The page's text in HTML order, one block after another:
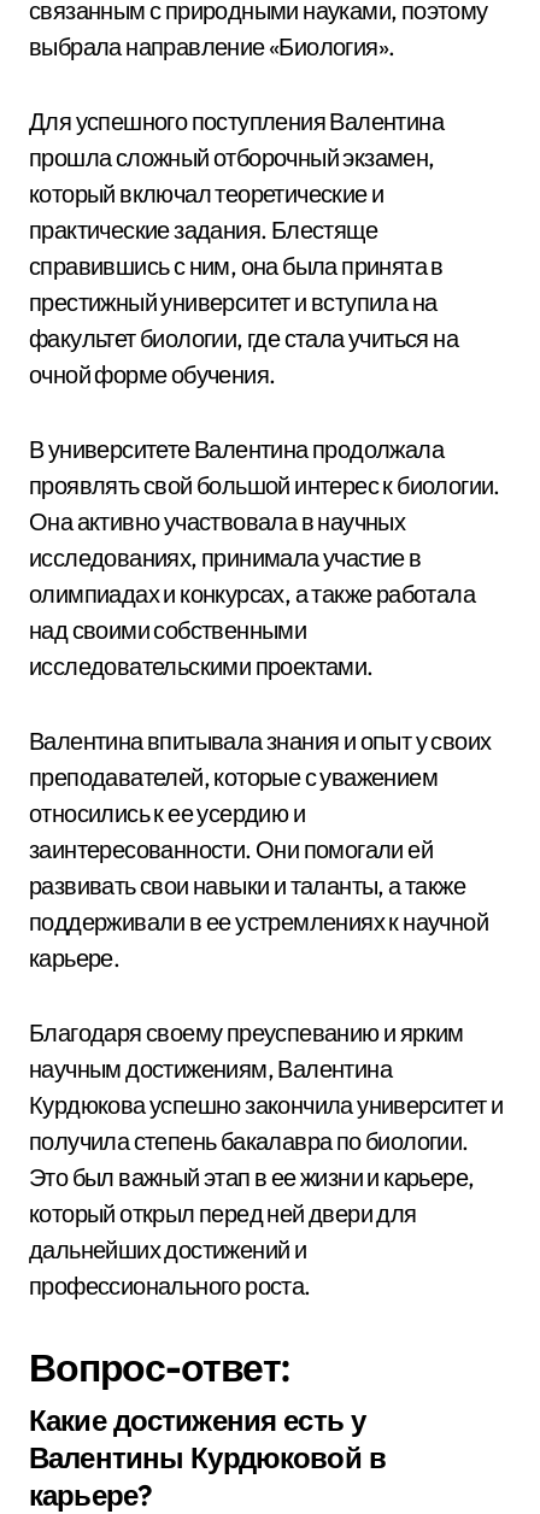
связанным с природными науками, поэтому
выбрала направление «Биология».
Для успешного поступления Валентина
прошла сложный отборочный экзамен,
который включал теоретические и
практические задания. Блестяще
справившись с ним, она была принята в
престижный университет и вступила на
факультет биологии, где стала учиться на
очной форме обучения.
В университете Валентина продолжала
проявлять свой большой интерес к биологии.
Она активно участвовала в научных
исследованиях, принимала участие в
олимпиадах и конкурсах, а также работала
над своими собственными
исследовательскими проектами.
Валентина впитывала знания и опыт у своих
преподавателей, которые с уважением
относились к ее усердию и
заинтересованности. Они помогали ей
развивать свои навыки и таланты, а также
поддерживали в ее устремлениях к научной
карьере.
Благодаря своему преуспеванию и ярким
научным достижениям, Валентина
Курдюкова успешно закончила университет и
получила степень бакалавра по биологии.
Это был важный этап в ее жизни и карьере,
который открыл перед ней двери для
дальнейших достижений и
профессионального роста.
Вопрос-ответ:
Какие достижения есть у
Валентины Курдюковой в
карьере?